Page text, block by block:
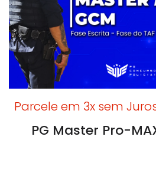
Parcele em 3x sem
PG Master Pro-